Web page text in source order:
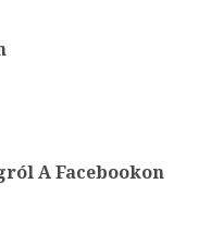
A Facebookon